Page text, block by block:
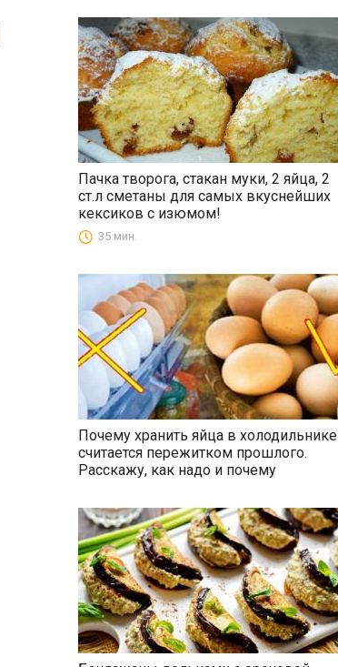
Выпечка
Пачка творога, стакан муки, 2 яйца, 2
ст.л сметаны для самых вкуснейших
кексиков с изюмом!
35 мин.
Все
Почему хранить яйца в холодильнике
считается пережитком прошлого.
Расскажу, как надо и почему